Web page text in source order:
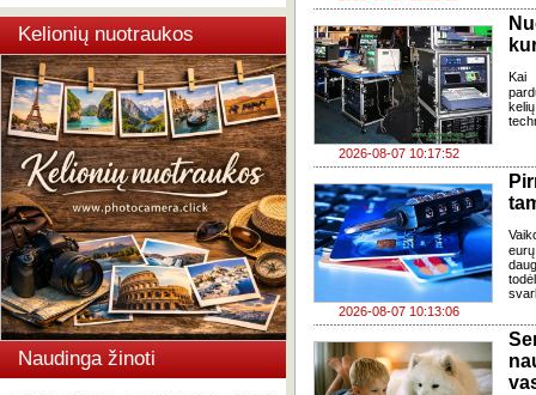
Kelionių nuotraukos
Naudinga žinoti
2026-08-07 10:17:52
Kai
2026-08-07 10:13:06